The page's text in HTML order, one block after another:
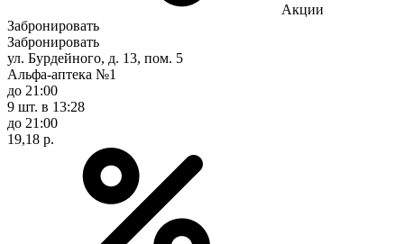
Акции
Забронировать
Забронировать
ул. Бурдейного, д. 13, пом. 5
Альфа-аптека №1
до 21:00
9 шт. в 13:28
до 21:00
19,18 р.